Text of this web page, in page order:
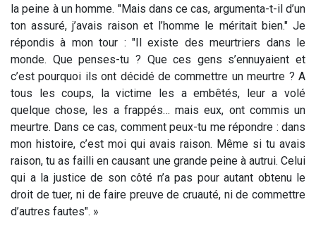
la peine à un homme. "Mais dans ce cas, argumenta-t-il d’un
ton assuré, j’avais raison et l’homme le méritait bien." Je
répondis à mon tour : "Il existe des meurtriers dans le
monde. Que penses-tu ? Que ces gens s’ennuyaient et
c’est pourquoi ils ont décidé de commettre un meurtre ? A
tous les coups, la victime les a embêtés, leur a volé
quelque chose, les a frappés… mais eux, ont commis un
meurtre. Dans ce cas, comment peux-tu me répondre : dans
mon histoire, c’est moi qui avais raison. Même si tu avais
raison, tu as failli en causant une grande peine à autrui. Celui
qui a la justice de son côté n’a pas pour autant obtenu le
droit de tuer, ni de faire preuve de cruauté, ni de commettre
d’autres fautes". »